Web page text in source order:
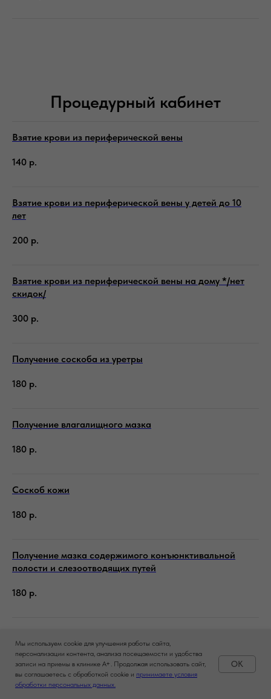
Процедурный кабинет
Взятие крови из периферической вены
140 р.
Взятие крови из периферической вены у детей до 10
лет
200 р.
Взятие крови из периферической вены на дому */нет
скидок/
300 р.
Получение соскоба из уретры
180 р.
Получение влагалищного мазка
180 р.
Соскоб кожи
180 р.
Получение мазка содержимого конъюнктивальной
полости и слезоотводящих путей
180 р.
180 р.
Мы используем cookie для улучшения работы сайта,
персонализации контента, анализа посещаемости и удобства
записи на приемы в клинике A+. Продолжая использовать сайт,
вы соглашаетесь с обработкой cookie и принимаете условия
обработки персональных данных.
OK
Задать вопрос